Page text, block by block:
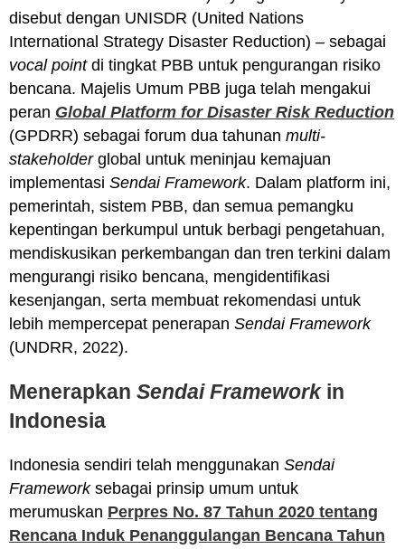
disebut dengan UNISDR (United Nations
International Strategy Disaster Reduction) – sebagai
vocal pointdi tingkat PBB untuk pengurangan risiko
bencana. Majelis Umum PBB juga telah mengakui
peran Global Platform for Disaster Risk Reduction
(GPDRR) sebagai forum dua tahunan multi-
stakeholderglobal untuk meninjau kemajuan
implementasi Sendai Framework. Dalam platform ini,
pemerintah, sistem PBB, dan semua pemangku
kepentingan berkumpul untuk berbagi pengetahuan,
mendiskusikan perkembangan dan tren terkini dalam
mengurangi risiko bencana, mengidentifikasi
kesenjangan, serta membuat rekomendasi untuk
lebih mempercepat penerapan Sendai Framework
(UNDRR, 2022).
Menerapkan Sendai Frameworkin
Indonesia
Indonesia sendiri telah menggunakan Sendai
Frameworksebagai prinsip umum untuk
merumuskan Perpres No. 87 Tahun 2020 tentang
Rencana Induk Penanggulangan Bencana Tahun